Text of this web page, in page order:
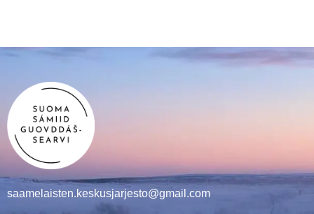
saamelaisten.keskusjarjesto@gmail.com